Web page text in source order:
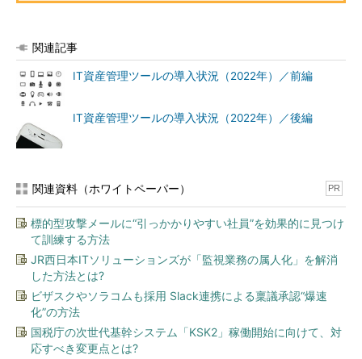
関連記事
IT資産管理ツールの導入状況（2022年）／前編
IT資産管理ツールの導入状況（2022年）／後編
関連資料（ホワイトペーパー） PR
標的型攻撃メールに“引っかかりやすい社員”を効果的に見つけ
て訓練する方法
JR西日本ITソリューションズが「監視業務の属人化」を解消
した方法とは?
ビザスクやソラコムも採用 Slack連携による稟議承認“爆速
化”の方法
国税庁の次世代基幹システム「KSK2」稼働開始に向けて、対
応すべき変更点とは?